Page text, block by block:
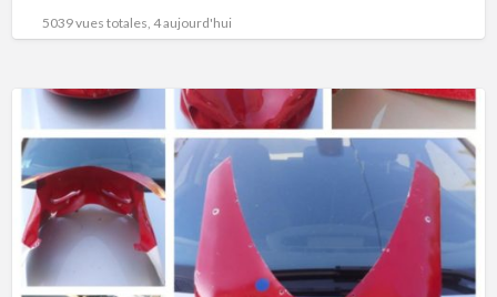
5039 vues totales, 4 aujourd'hui
Carénage
848
SBK
Ducati